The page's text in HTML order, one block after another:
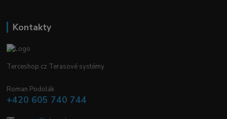
Kontakty
Terceshop.cz Terasové systémy
Roman Podolák
+420 605 740 744